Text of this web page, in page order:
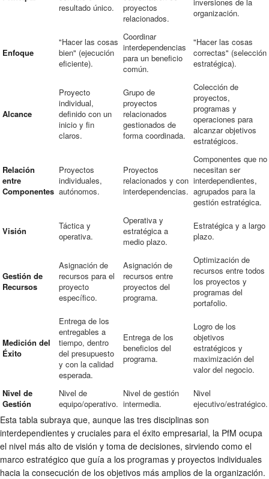
resultado único.
proyectos
relacionados.
organización.
Enfoque
"Hacer las cosas
bien" (ejecución
eficiente).
Coordinar
interdependencias
para un beneficio
común.
"Hacer las cosas
correctas" (selección
estratégica).
Alcance
Proyecto
individual,
definido con un
inicio y fin
claros.
Grupo de
proyectos
relacionados
gestionados de
forma coordinada.
Colección de
proyectos,
programas y
operaciones para
alcanzar objetivos
estratégicos.
Relación
entre
Componentes
Proyectos
individuales,
autónomos.
Proyectos
relacionados y con
interdependencias.
Componentes que no
necesitan ser
interdependientes,
agrupados para la
gestión estratégica.
Visión
Táctica y
operativa.
Operativa y
estratégica a
medio plazo.
Estratégica y a largo
plazo.
Gestión de
Recursos
Asignación de
recursos para el
proyecto
específico.
Asignación de
recursos entre
proyectos del
programa.
Optimización de
recursos entre todos
los proyectos y
programas del
portafolio.
Medición del
Éxito
Entrega de los
entregables a
tiempo, dentro
del presupuesto
y con la calidad
esperada.
Entrega de los
beneficios del
programa.
Logro de los
objetivos
estratégicos y
maximización del
valor del negocio.
Nivel de
Gestión
Nivel de
equipo/operativo.
Nivel de gestión
intermedia.
Nivel
ejecutivo/estratégico.
Esta tabla subraya que, aunque las tres disciplinas son
interdependientes y cruciales para el éxito empresarial, la PfM ocupa
el nivel más alto de visión y toma de decisiones, sirviendo como el
marco estratégico que guía a los programas y proyectos individuales
hacia la consecución de los objetivos más amplios de la organización.